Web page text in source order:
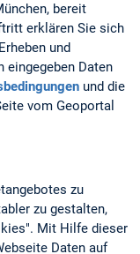
bereit
erklären Sie sich
und
eingegeben Daten
und die
vom Geoportal
zu
zu gestalten,
Mit Hilfe dieser
Daten auf